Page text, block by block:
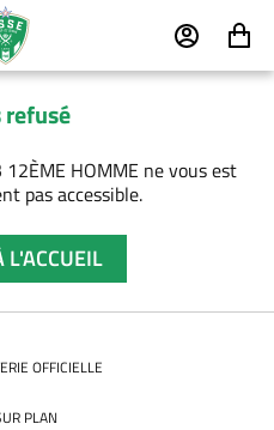
MON
COMPTE
MON
PANIER
refusé
12ÈME HOMME ne vous est
pas accessible.
L'ACCUEIL
OFFICIELLE
PLAN